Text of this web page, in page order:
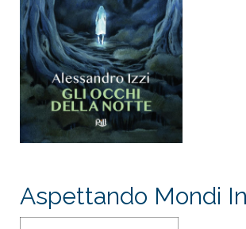
Aspettando Mondi